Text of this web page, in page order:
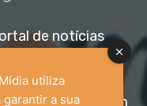
de notícias
para o público
idades. Nossa
relevante com um
utiliza
a sua